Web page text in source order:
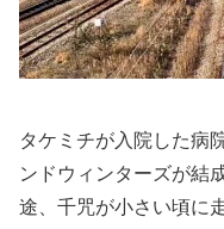
タケミチが入院した病
ンドウィンターズが結
途、千咒が小さい頃に